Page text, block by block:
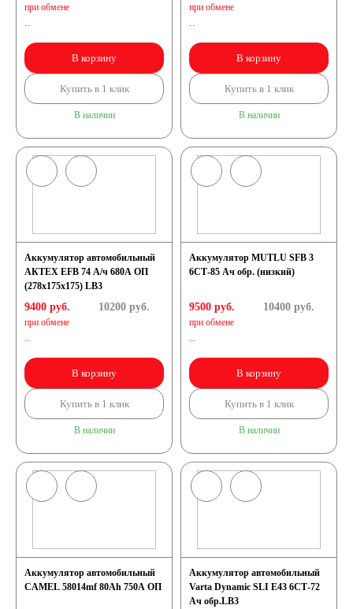
при обмене
..
В корзину
Купить в 1 клик
В наличии
при обмене
..
В корзину
Купить в 1 клик
В наличии
Аккумулятор автомобильный
АКТЕХ EFB 74 А/ч 680А ОП
(278x175x175) LB3
9400 руб.
при обмене
..
10200руб.
В корзину
Купить в 1 клик
В наличии
Аккумулятор MUTLU SFB 3
6СТ-85 Ач обр. (низкий)
9500 руб.
при обмене
..
10400руб.
В корзину
Купить в 1 клик
В наличии
Аккумулятор автомобильный
CAMEL 58014mf 80Ah 750A ОП
Аккумулятор автомобильный
Varta Dynamic SLI E43 6СТ-72
Ач обр.LB3